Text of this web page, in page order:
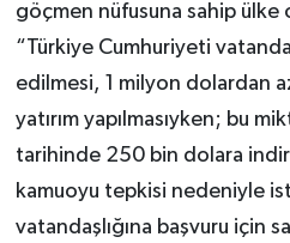
göçmen nüfusuna sahip
“Türkiye Cumhuriyeti
edilmesi, 1 milyon dolardan
yatırım yapılmasıyken; bu
tarihinde 250 bin dolara
kamuoyu tepkisi nedeniyle
vatandaşlığına başvuru için